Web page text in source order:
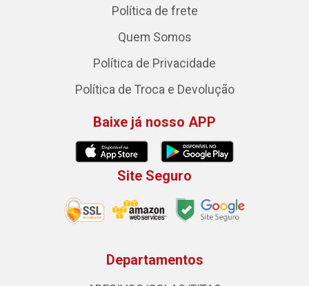
Política de frete
Quem Somos
Política de Privacidade
Política de Troca e Devolução
Baixe já nosso APP
Site Seguro
Departamentos